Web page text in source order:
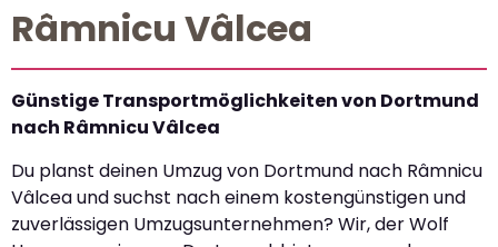
Râmnicu Vâlcea
Günstige Transportmöglichkeiten von Dortmund
nach Râmnicu Vâlcea
Du planst deinen Umzug von Dortmund nach Râmnicu
Vâlcea und suchst nach einem kostengünstigen und
zuverlässigen Umzugsunternehmen? Wir, der Wolf